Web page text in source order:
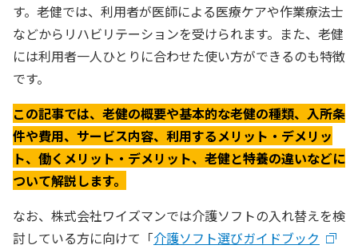
す。老健では、利用者が医師による医療ケアや作業療法士
などからリハビリテーションを受けられます。また、老健
には利用者一人ひとりに合わせた使い方ができるのも特徴
です。
この記事では、老健の概要や基本的な老健の種類、入所条
件や費用、サービス内容、利用するメリット・デメリッ
ト、働くメリット・デメリット、老健と特養の違いなどに
ついて解説します。
なお、株式会社ワイズマンでは介護ソフトの入れ替えを検
討している方に向けて「介護ソフト選びガイドブック